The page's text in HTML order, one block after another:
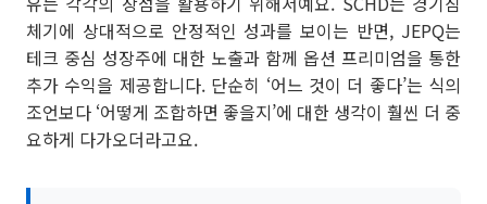
체기에 상대적으로 안정적인 성과를 보이는 반면, JEPQ는
테크 중심 성장주에 대한 노출과 함께 옵션 프리미엄을 통한
추가 수익을 제공합니다. 단순히 ‘어느 것이 더 좋다’는 식의
조언보다 ‘어떻게 조합하면 좋을지’에 대한 생각이 훨씬 더 중
요하게 다가오더라고요.